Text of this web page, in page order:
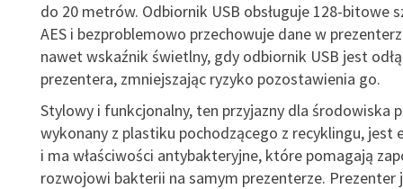
do 20 metrów. Odbiornik USB obsługuje 128-bitowe
AES i bezproblemowo przechowuje dane w
nawet wskaźnik świetlny, gdy odbiornik USB jest
prezentera, zmniejszając ryzyko pozostawienia go.
Stylowy i funkcjonalny, ten przyjazny dla środowiska
wykonany z plastiku pochodzącego z recyklingu, jest
i ma właściwości antybakteryjne, które pomagają
rozwojowi bakterii na samym prezenterze. Prezenter